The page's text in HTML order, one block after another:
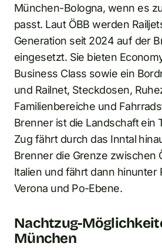
München-Bologna, wenn es
passt. Laut ÖBB werden
Generation seit 2024 auf der
eingesetzt. Sie bieten
Business Class sowie ein
und Railnet, Steckdosen,
Familienbereiche und
Brenner ist die Landschaft ein
Zug fährt durch das Inntal
Brenner die Grenze zwischen
Italien und fährt dann hinunter
Verona und Po-Ebene.
Nachtzug-
München